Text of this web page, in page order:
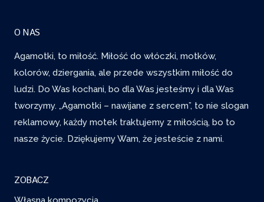
O NAS
Agamotki, to miłość. Miłość do włóczki, motków,
kolorów, dziergania, ale przede wszystkim miłość do
ludzi. Do Was kochani, bo dla Was jesteśmy i dla Was
tworzymy. „Agamotki – nawijane z sercem”, to nie slogan
reklamowy, każdy motek traktujemy z miłością, bo to
nasze życie. Dziękujemy Wam, że jesteście z nami.
ZOBACZ